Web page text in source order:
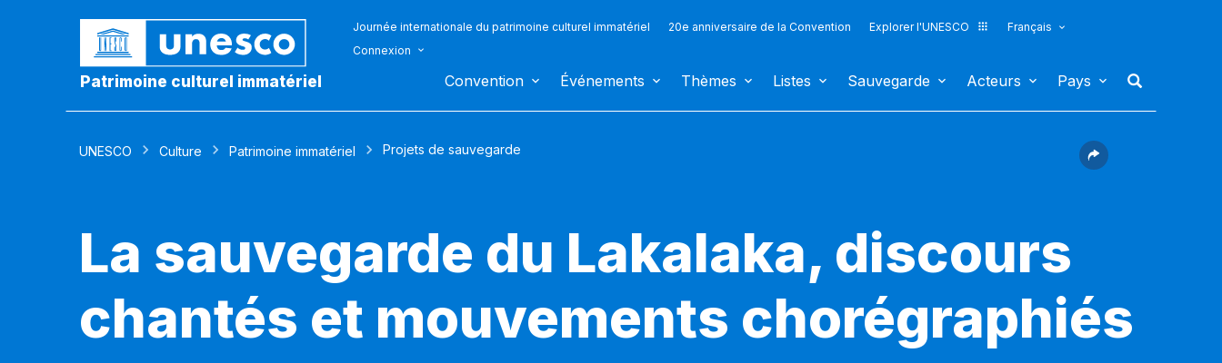
Patrimoine culturel immatériel
Journée internationale du patrimoine culturel immatériel 20e anniversaire de la Convention Explorer l'UNESCO
Français
Connexion
Convention Événements Thèmes Listes Sauvegarde Acteurs Pays
UNESCO Culture Patrimoine immatériel Projets de sauvegarde
La sauvegarde du Lakalaka, discours
chantés et mouvements chorégraphiés